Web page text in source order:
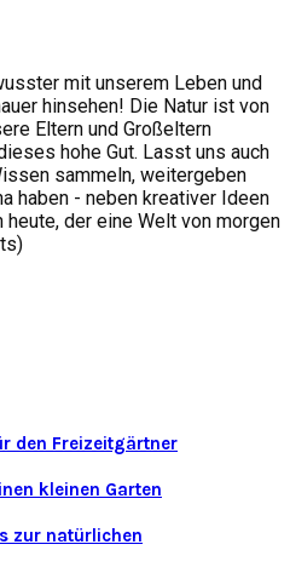
mit unserem Leben und
hinsehen! Die Natur ist von
Eltern und Großeltern
hohe Gut. Lasst uns auch
sammeln, weitergeben
haben - neben kreativer Ideen
der eine Welt von morgen
den Freizeitgärtner
kleinen Garten
zur natürlichen